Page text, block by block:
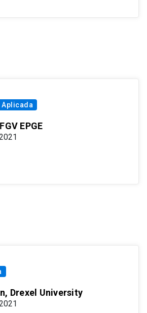
EPGE
Drexel University